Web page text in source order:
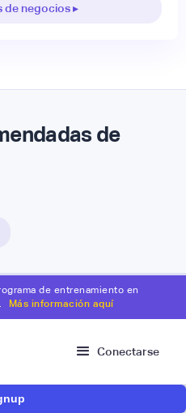
de negocios ▸
de
de entrenamiento en
Más información aquí
Conectarse